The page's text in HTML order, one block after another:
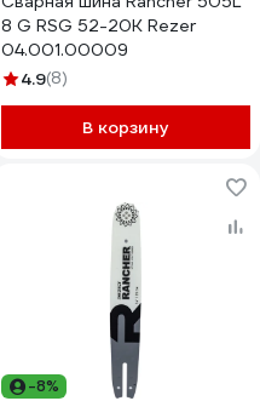
8 G RSG 52-20K Rezer
04.001.00009
4.9(8)
В корзину
-8%